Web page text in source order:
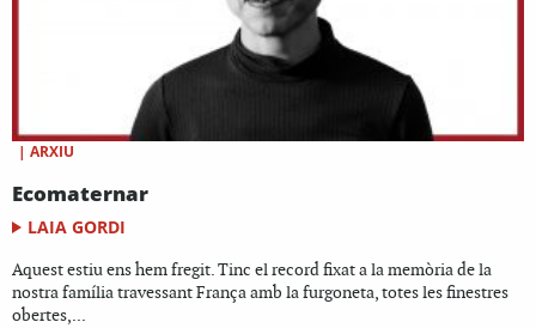
| ARXIU
Ecomaternar
LAIA GORDI
Aquest estiu ens hem fregit. Tinc el record fixat a la memòria de la
nostra família travessant França amb la furgoneta, totes les finestres
obertes,...